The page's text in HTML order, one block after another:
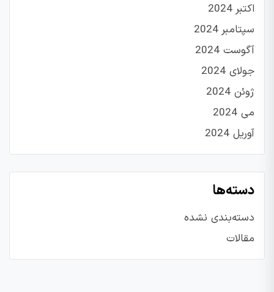
اکتبر 2024
سپتامبر 2024
آگوست 2024
جولای 2024
ژوئن 2024
می 2024
آوریل 2024
دسته‌ها
دسته‌بندی نشده
مقالات